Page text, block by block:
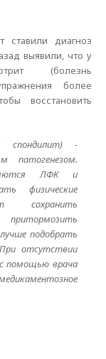
диагноз
выявили, что у
(болезнь
более
восстановить
спондилит) -
патогенезом.
ЛФК и
физические
сохранить
подобрать
отсутствии
помощью врача